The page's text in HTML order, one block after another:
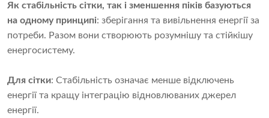
Як стабільність сітки, так і зменшення піків базуються
на одному принципі: зберігання та вивільнення енергії за
потреби. Разом вони створюють розумнішу та стійкішу
енергосистему.
Для сітки: Стабільність означає менше відключень
енергії та кращу інтеграцію відновлюваних джерел
енергії.